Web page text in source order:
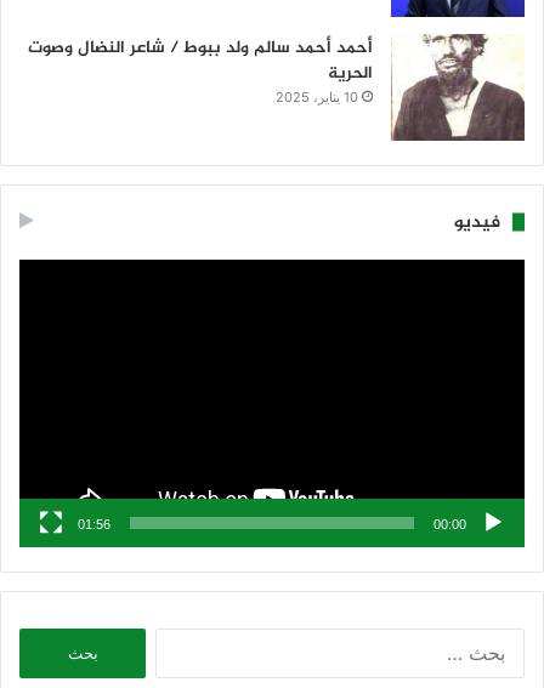
أحمد أحمد سالم ولد ببوط / شاعر النضال وصوت
الحرية
10 يناير، 2025
فيديو
00:00
01:56